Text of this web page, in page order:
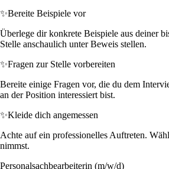
✨Bereite Beispiele vor
Überlege dir konkrete Beispiele aus deiner
Stelle anschaulich unter Beweis stellen.
✨Fragen zur Stelle vorbereiten
Bereite einige Fragen vor, die du dem
an der Position interessiert bist.
✨Kleide dich angemessen
Achte auf ein professionelles Auftreten.
nimmst.
Personalsachbearbeiterin (m/w/d)